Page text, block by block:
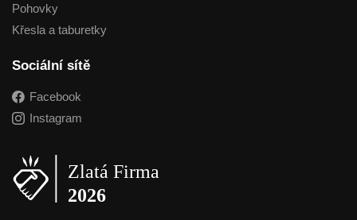
Pohovky
Křesla a taburetky
Sociální sítě
Facebook
Instagram